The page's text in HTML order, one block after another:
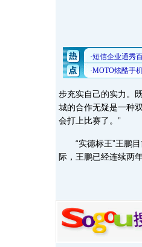
步充实自己的实力。
城的合作无疑是一种
会打上比赛了。”
“实德标王”王鹏目
际，王鹏已经连续两